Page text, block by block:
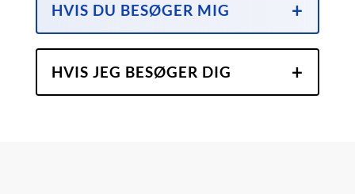
HVIS DU BESØGER MIG
HVIS JEG BESØGER DIG